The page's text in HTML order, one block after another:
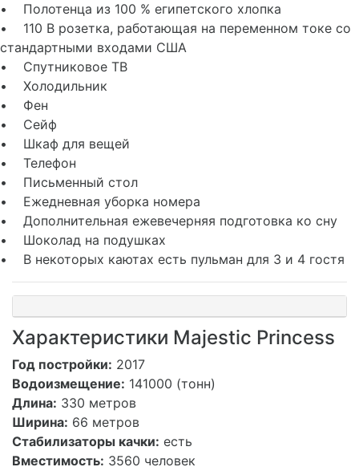
• Полотенца из 100 % египетского хлопка
• 110 В розетка, работающая на переменном токе со
стандартными входами США
• Спутниковое ТВ
• Холодильник
• Фен
• Сейф
• Шкаф для вещей
• Телефон
• Письменный стол
• Ежедневная уборка номера
• Дополнительная ежевечерняя подготовка ко сну
• Шоколад на подушках
• В некоторых каютах есть пульман для 3 и 4 гостя
Характеристики Majestic Princess
Год постройки: 2017
Водоизмещение: 141000 (тонн)
Длина: 330 метров
Ширина: 66 метров
Стабилизаторы качки: есть
Вместимость: 3560 человек